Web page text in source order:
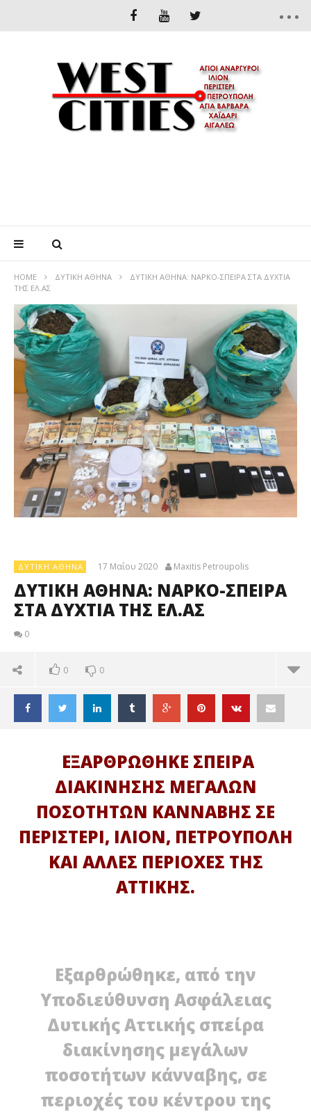
HOME ΔΥΤΙΚΉ ΑΘΉΝΑ
ΔΥΤΙΚΗ ΑΘΗΝΑ: ΝΑΡΚΟ-ΣΠΕΙΡΑ ΣΤΑ ΔΥΧΤΙΑ
ΤΗΣ ΕΛ.ΑΣ
ΔΥΤΙΚΉ ΑΘΉΝΑ 17 Μαΐου 2020 Maxitis Petroupolis
ΔΥΤΙΚΗ ΑΘΗΝΑ: ΝΑΡΚΟ-ΣΠΕΙΡΑ
ΣΤΑ ΔΥΧΤΙΑ ΤΗΣ ΕΛ.ΑΣ
0
0 0
Μαΐου
2020
Petroupolis
ΕΞΑΡΘΡΩΘΗΚΕ ΣΠΕΙΡΑ
ΔΙΑΚΙΝΗΣΗΣ ΜΕΓΑΛΩΝ
ΠΟΣΟΤΗΤΩΝ ΚΑΝΝΑΒΗΣ ΣΕ
ΠΕΡΙΣΤΕΡΙ, ΙΛΙΟΝ, ΠΕΤΡΟΥΠΟΛΗ
ΚΑΙ ΑΛΛΕΣ ΠΕΡΙΟΧΕΣ ΤΗΣ
ΑΤΤΙΚΗΣ.
Εξαρθρώθηκε, από την
Υποδιεύθυνση Ασφάλειας
Δυτικής Αττικής σπείρα
διακίνησης μεγάλων
ποσοτήτων κάνναβης, σε
περιοχές του κέντρου της